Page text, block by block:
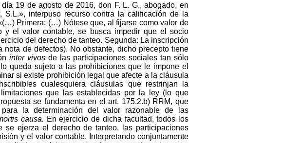
19 de agosto de 2016, don F. L. G., abogado, en
interpuso recurso contra la calificación de la
Primera: (…) Nótese que, al fijarse como valor de
y el valor contable, se busca impedir que el socio
del derecho de tanteo. Segunda: La inscripción
de defectos). No obstante, dicho precepto tiene
inter vivos de las participaciones sociales tan sólo
queda sujeto a las prohibiciones que le impone el
si existe prohibición legal que afecte a la cláusula
cualesquiera cláusulas que restrinjan la
que las establecidas por la ley (lo que
se fundamenta en el art. 175.2.b) RRM, que
la determinación del valor razonable de las
causa. En ejercicio de dicha facultad, todos los
ejerza el derecho de tanteo, las participaciones
y el valor contable. Interpretando conjuntamente